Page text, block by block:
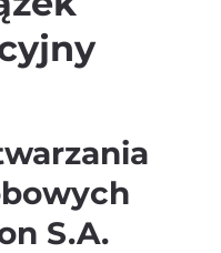
S.A.